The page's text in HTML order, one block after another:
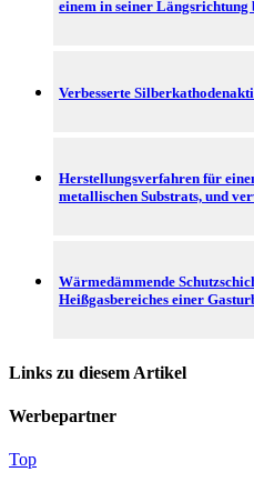
einem in seiner Längsrichtung
Verbesserte
Herstellungsverfahren für
metallischen Substrats, und
Wärmedämmende
Heißgasbereiches einer
Links zu diesem Artikel
Werbepartner
Top